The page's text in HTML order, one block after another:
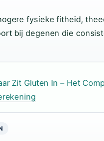
fysieke fitheid,
bij degenen die
Zit Gluten In – Het